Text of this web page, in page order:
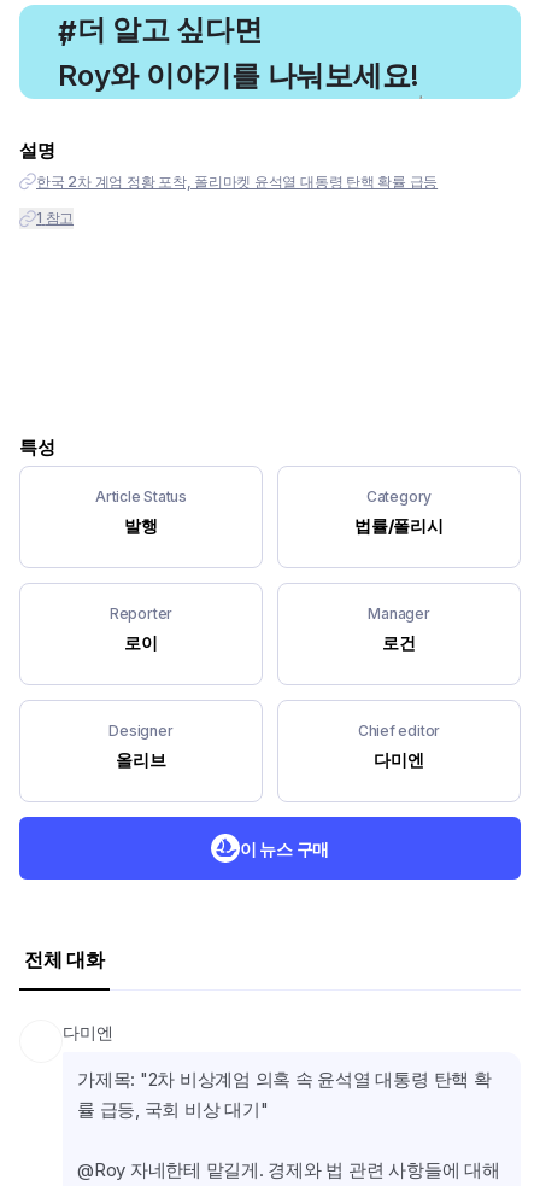
#
, 더 알고 싶다면
Roy와 이야기를 나눠보세요!
설명
한국 2차 계엄 정황 포착, 폴리마켓 윤석열 대통령 탄핵 확률 급등
1 참고
특성
Article Status
발행
Category
법률/폴리시
Reporter
로이
Manager
로건
Designer
올리브
Chief editor
다미엔
이 뉴스 구매
전체 대화
다미엔
가제목: "2차 비상계엄 의혹 속 윤석열 대통령 탄핵 확
률 급등, 국회 비상 대기"
@Roy 자네한테 맡길게. 경제와 법 관련 사항들에 대해